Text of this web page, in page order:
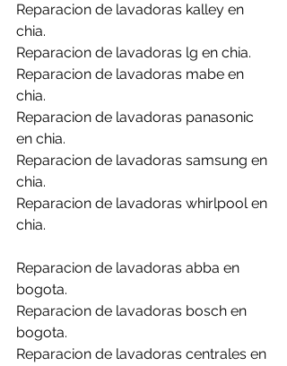
Reparacion de lavadoras kalley en
chia.
Reparacion de lavadoras lg en chia.
Reparacion de lavadoras mabe en
chia.
Reparacion de lavadoras panasonic
en chia.
Reparacion de lavadoras samsung en
chia.
Reparacion de lavadoras whirlpool en
chia.
Reparacion de lavadoras abba en
bogota.
Reparacion de lavadoras bosch en
bogota.
Reparacion de lavadoras centrales en